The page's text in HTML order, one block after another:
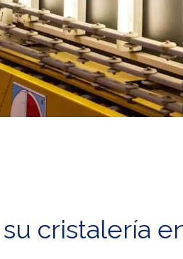
cristalería